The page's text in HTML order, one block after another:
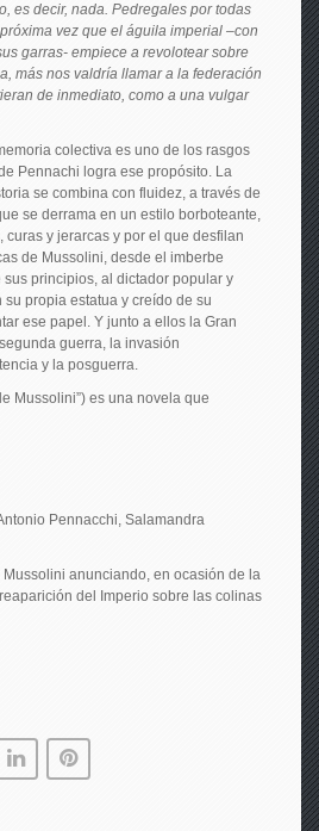
es decir, nada. Pedregales por todas
vez que el águila imperial –con
garras- empiece a revolotear sobre
más nos valdría llamar a la federación
de inmediato, como a una vulgar
colectiva es uno de los rasgos
Pennachi logra ese propósito. La
se combina con fluidez, a través de
se derrama en un estilo borboteante,
curas y jerarcas y por el que desfilan
de Mussolini, desde el imberbe
principios, al dictador popular y
propia estatua y creído de su
ese papel. Y junto a ellos la Gran
guerra, la invasión
y la posguerra.
Mussolini”) es una novela que
Pennacchi, Salamandra
Mussolini anunciando, en ocasión de la
del Imperio sobre las colinas